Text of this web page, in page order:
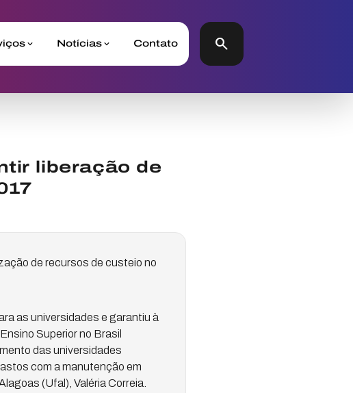
Notícias Contato search
liberação de
de recursos de custeio no
as universidades e garantiu à
Superior no Brasil
das universidades
com a manutenção em
(Ufal), Valéria Correia.